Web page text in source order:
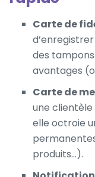
Carte de
des
avantages
Carte de
une
elle octroie
produits…).